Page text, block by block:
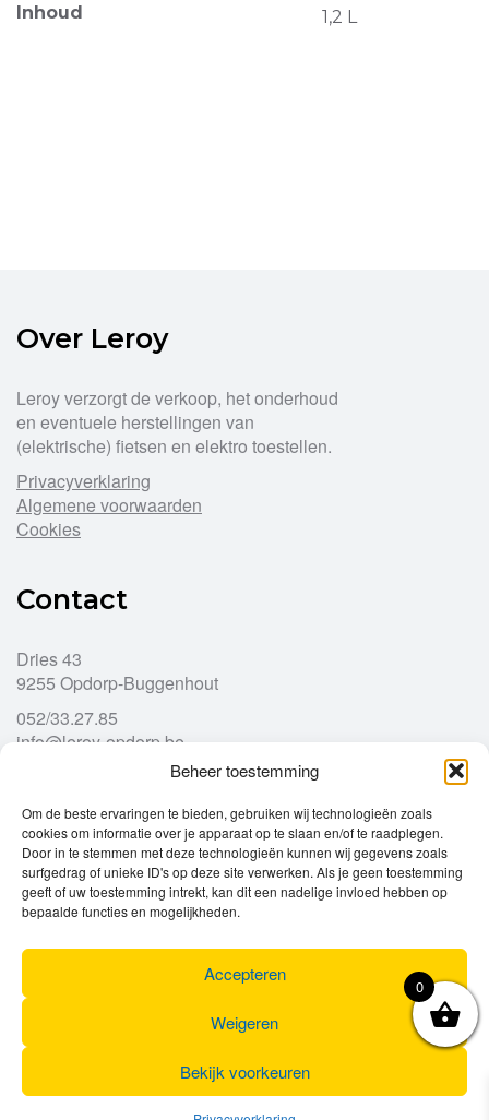
Beheer toestemming
Om de beste ervaringen te bieden, gebruiken wij technologieën zoals
cookies om informatie over je apparaat op te slaan en/of te raadplegen.
Door in te stemmen met deze technologieën kunnen wij gegevens zoals
surfgedrag of unieke ID's op deze site verwerken. Als je geen toestemming
geeft of uw toestemming intrekt, kan dit een nadelige invloed hebben op
bepaalde functies en mogelijkheden.
Accepteren
Weigeren
Bekijk voorkeuren
Inhoud 1,2 L
Over Leroy
Leroy verzorgt de verkoop, het onderhoud
en eventuele herstellingen van
(elektrische) fietsen en elektro toestellen.
Privacyverklaring
Algemene voorwaarden
Cookies
Contact
Dries 43
9255 Opdorp-Buggenhout
052/33.27.85
info@leroy-opdorp.be
Openingsuren
Ma
gesloten
Di
9u – 12u
13u – 18u00
Wo
9u – 12u
13u – 18u00
Do
9u – 12u
13u – 18u00
13u – 18u00
Za
0